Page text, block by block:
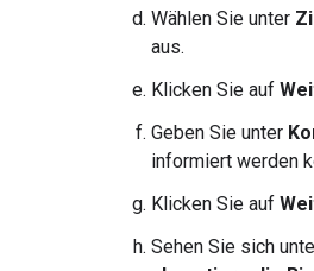
Wählen Sie unter
aus.
Klicken Sie auf
Geben Sie unter
informiert werden
Klicken Sie auf
Sehen Sie sich